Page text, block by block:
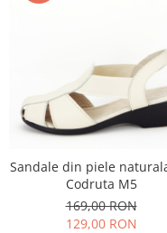
Sandale din piele
Codruta M5
169,00 RON
129,00 RON